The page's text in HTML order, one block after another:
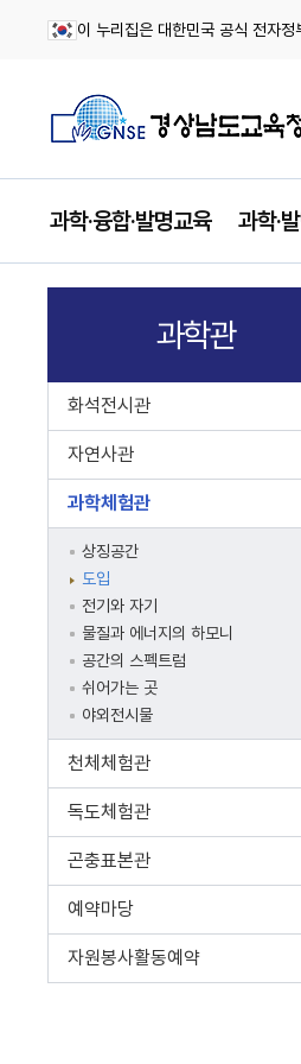
이 누리집은 대한민국 공식 전자정
과학·융합·발명교육 과학·
과학관
화석전시관
자연사관
과학체험관
상징공간
도입
전기와 자기
물질과 에너지의 하모니
공간의 스펙트럼
쉬어가는 곳
야외전시물
천체체험관
독도체험관
곤충표본관
예약마당
자원봉사활동예약